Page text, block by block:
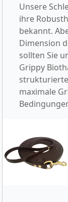
Unsere
ihre
bekannt.
Dimension
sollten Sie
Grippy
maximale